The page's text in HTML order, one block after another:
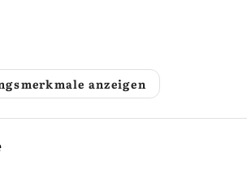
anzeigen